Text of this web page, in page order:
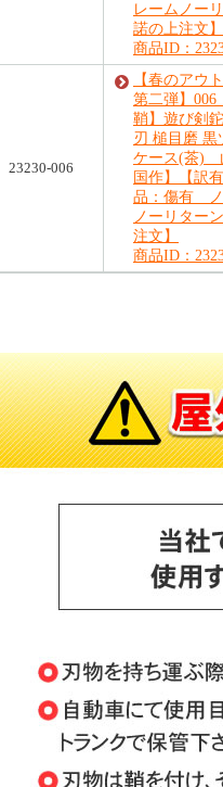
レームノー
諾の上注文】
商品ID：
23230-006
【春のアウ
第二弾】
鞘】遊び剣
刃 槌目磨
ケース(茶)
国作】【訳
品：傷有 ノ
ノーリター
注文】
商品ID：